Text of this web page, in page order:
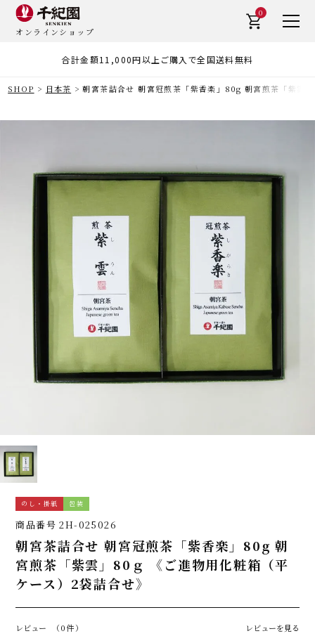
合計金額11,000円以上ご購入で全国送料無料
オンラインショップ
0
SHOP 日本茶 朝宮茶詰合せ 朝宮冠煎茶「紫香楽」80g 朝宮煎茶「紫雲
のし・掛紙 包装
商品番号 2H-025026
朝宮茶詰合せ 朝宮冠煎茶「紫香楽」80g 朝
宮煎茶「紫雲」80ｇ 《ご進物用化粧箱（平
ケース）2袋詰合せ》
レビュー （0件） レビューを見る